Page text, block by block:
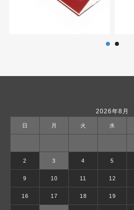
2026年8月
日 月 火 水
2 3 4 5
9 10 11 12
16 17 18 19